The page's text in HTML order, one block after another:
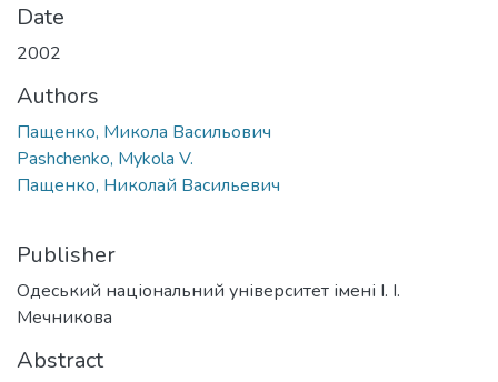
Date
2002
Authors
Пащенко, Микола Васильович
Pashchenko, Mykola V.
Пащенко, Николай Васильевич
Publisher
Одеський національний університет імені І. І.
Мечникова
Abstract